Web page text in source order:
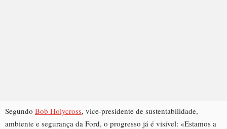
Segundo Bob Holycross, vice-presidente de sustentabilidade,
ambiente e segurança da Ford, o progresso já é visível: «Estamos a